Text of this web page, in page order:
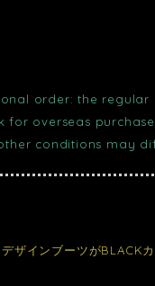
order: the
overseas
conditions may
ザインブーツがBLACK